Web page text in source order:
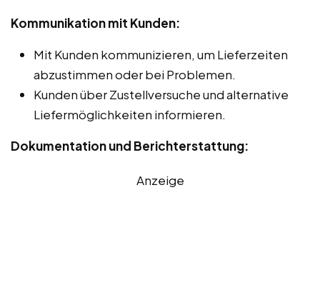
Kommunikation mit Kunden:
Mit Kunden kommunizieren, um Lieferzeiten
abzustimmen oder bei Problemen.
Kunden über Zustellversuche und alternative
Liefermöglichkeiten informieren.
Dokumentation und Berichterstattung:
Anzeige